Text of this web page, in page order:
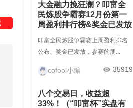
大金融力挽狂澜？叩富全
民炼股争霸赛12月份第一
周盈利排行榜&奖金已发放
叩富全民炼股争霸赛上周盈利排名
公布、奖金已发放，参赛的朋...
cofool小编 35919
八个交易日，收益超
33%！（“叩富杯”实盘有